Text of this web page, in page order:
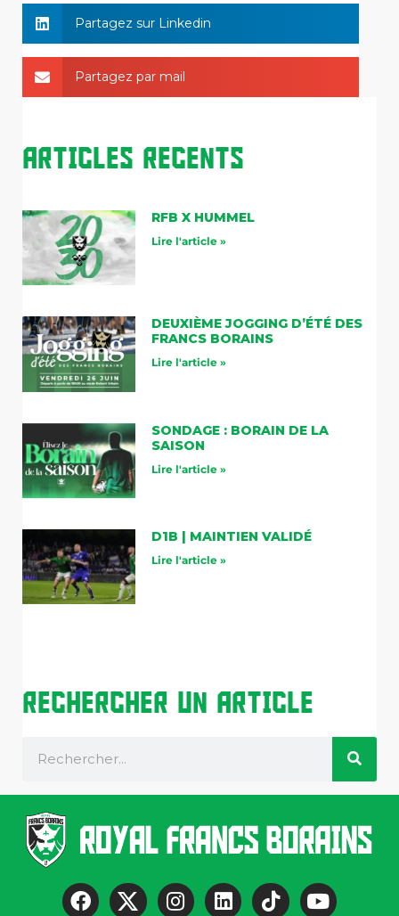
Partagez sur Linkedin
Partagez par mail
Articles Recents
RFB X HUMMEL
Lire l'article »
DEUXIÈME JOGGING D’ÉTÉ DES
FRANCS BORAINS
Lire l'article »
SONDAGE : BORAIN DE LA
SAISON
Lire l'article »
D1B | MAINTIEN VALIDÉ
Lire l'article »
Rechercher Un Article
F
a
I
n
L
i
T
i
Y
o